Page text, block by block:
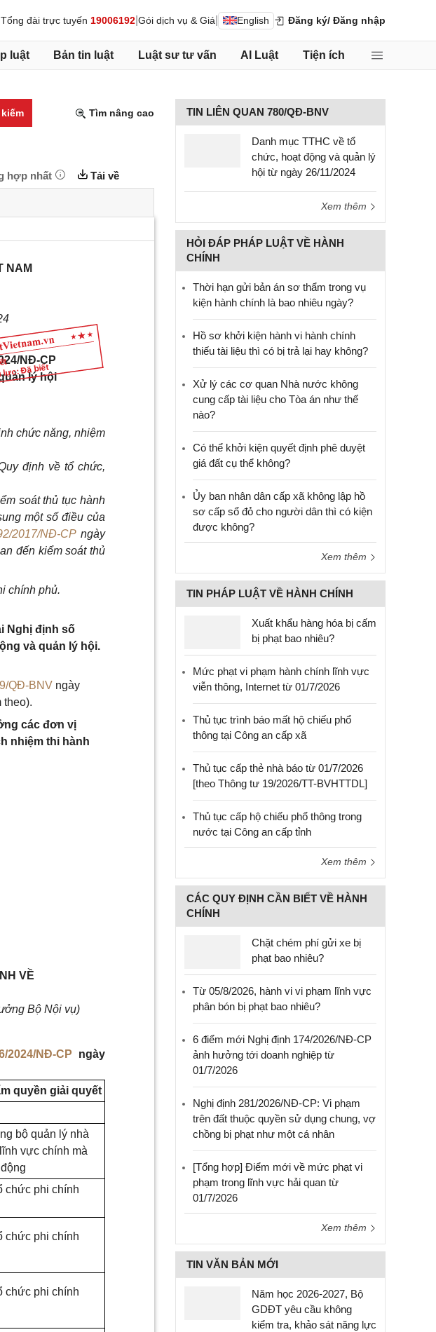
Tổng đài trực tuyến 19006192 Gói dịch vụ & Giá English Đăng ký/ Đăng nhập
luật Bản tin luật Luật sư tư vấn AI Luật Tiện ích
Tìm nâng cao
hợp nhất Tải về
Đã biết
NAM
NĐ-CP
lý hội
chức năng, nhiệm
định về tổ chức,
soát thủ tục hành
một số điều của
2017/NĐ-CP ngày
đến kiểm soát thủ
i chính phủ.
Nghị định số
và quản lý hội.
QĐ-BNV ngày
theo).
các đơn vị
nhiệm thi hành
VỀ
Bộ Nội vụ)
2024/NĐ-CP ngày
quyền giải quyết
bộ quản lý nhà
vực chính mà
chức phi chính
chức phi chính
chức phi chính
TIN LIÊN QUAN 780/QĐ-BNV
Danh mục TTHC về tổ
chức, hoạt động và quản lý
hội từ ngày 26/11/2024
Xem thêm
HỎI ĐÁP PHÁP LUẬT VỀ HÀNH
CHÍNH
Thời hạn gửi bản án sơ thẩm trong vụ
kiện hành chính là bao nhiêu ngày?
Hồ sơ khởi kiện hành vi hành chính
thiếu tài liệu thì có bị trả lại hay không?
Xử lý các cơ quan Nhà nước không
cung cấp tài liệu cho Tòa án như thế
nào?
Có thể khởi kiện quyết định phê duyệt
giá đất cụ thể không?
Ủy ban nhân dân cấp xã không lập hồ
sơ cấp sổ đỏ cho người dân thì có kiện
được không?
Xem thêm
TIN PHÁP LUẬT VỀ HÀNH CHÍNH
Xuất khẩu hàng hóa bị cấm
bị phạt bao nhiêu?
Mức phạt vi phạm hành chính lĩnh vực
viễn thông, Internet từ 01/7/2026
Thủ tục trình báo mất hộ chiếu phổ
thông tại Công an cấp xã
Thủ tục cấp thẻ nhà báo từ 01/7/2026
[theo Thông tư 19/2026/TT-BVHTTDL]
Thủ tục cấp hộ chiếu phổ thông trong
nước tại Công an cấp tỉnh
Xem thêm
CÁC QUY ĐỊNH CẦN BIẾT VỀ HÀNH
CHÍNH
Chặt chém phí gửi xe bị
phạt bao nhiêu?
Từ 05/8/2026, hành vi vi phạm lĩnh vực
phân bón bị phạt bao nhiêu?
6 điểm mới Nghị định 174/2026/NĐ-CP
ảnh hưởng tới doanh nghiệp từ
01/7/2026
Nghị định 281/2026/NĐ-CP: Vi phạm
trên đất thuộc quyền sử dụng chung, vợ
chồng bị phạt như một cá nhân
[Tổng hợp] Điểm mới về mức phạt vi
phạm trong lĩnh vực hải quan từ
01/7/2026
Xem thêm
TIN VĂN BẢN MỚI
Năm học 2026-2027, Bộ
GDĐT yêu cầu không
kiểm tra, khảo sát năng lực